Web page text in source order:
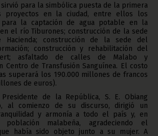
para la simbólica puesta de la primera
proyectos en la ciudad, entre ellos los
para la captación de agua potable en la
el río Tiburones; construcción de la sede
Hacienda; construcción de la sede del
construcción y rehabilitación del
asfaltado de calles de Malabo y
Centro de Transfusión Sanguínea. El costo
superará los 190.000 millones de francos
de euros).
de la República, S. E. Obiang
al comienzo de su discurso, dirigió un
y armonía a todo el país y, en
malabeña, agradeciendo el
había sido objeto junto a su mujer. A